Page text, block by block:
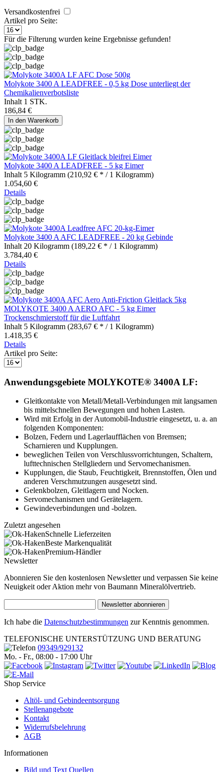
Versandkostenfrei
Artikel pro Seite:
Für die Filterung wurden keine Ergebnisse gefunden!
Molykote 3400 A LEADFREE - 0,5 kg Dose unterliegt der
Chemikalienverbotsliste
Inhalt 1 STK.
186,84 €
In den Warenkorb
Molykote 3400 A LEADFREE - 5 kg Eimer
Inhalt 5 Kilogramm (210,92 € * / 1 Kilogramm)
1.054,60 €
Details
Molykote 3400 A AFC LEADFREE - 20 kg Gebinde
Inhalt 20 Kilogramm (189,22 € * / 1 Kilogramm)
3.784,40 €
Details
MOLYKOTE 3400 A AERO AFC - 5 kg Eimer
Trockenschmierstoff für die Luftfahrt
Inhalt 5 Kilogramm (283,67 € * / 1 Kilogramm)
1.418,35 €
Details
Artikel pro Seite:
Anwendungsgebiete MOLYKOTE® 3400A LF:
Gleitkontakte von Metall/Metall-Verbindungen mit langsamen
bis mittelschnellen Bewegungen und hohen Lasten.
Wird mit Erfolg in der Automobil-Industrie eingesetzt, u. a. an
folgenden Komponenten:
Bolzen, Federn und Lagerlaufflächen von Bremsen;
Scharnieren und Kupplungen.
beweglichen Teilen von Verschlussvorrichtungen, Schaltern,
lufttechnischen Stellgliedern und Servomechanismen.
Kupplungen, die Staub, Feuchtigkeit, Brennstoffen, Ölen und
anderen Verschmutzungen ausgesetzt sind.
Gelenkbolzen, Gleitlagern und Nocken.
Servomechanismen und Gerätelagern.
Gewindeverbindungen und -bolzen.
Zuletzt angesehen
Schnelle Lieferzeiten
Beste Markenqualität
Premium-Händler
Newsletter
Abonnieren Sie den kostenlosen Newsletter und verpassen Sie keine
Neuigkeit oder Aktion mehr von Baumann Mineralölvertrieb.
Newsletter abonnieren
Ich habe die Datenschutzbestimmungen zur Kenntnis genommen.
TELEFONISCHE UNTERSTÜTZUNG UND BERATUNG
09349/929132
Mo. - Fr., 08:00 - 17:00 Uhr
Shop Service
Altöl- und Gebindeentsorgung
Stellenangebote
Kontakt
Widerrufsbelehrung
AGB
Informationen
Bild und Text Quellen